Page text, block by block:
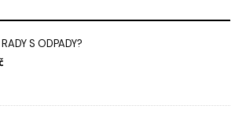
S ODPADY?